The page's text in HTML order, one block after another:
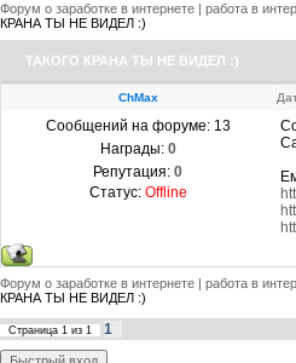
Форум о заработке в интернете | работа в
КРАНА ТЫ НЕ ВИДЕЛ :)
ТАКОГО КРАНА ТЫ НЕ ВИДЕЛ :)
ChMax
Сообщений на форуме: 13
Награды: 0
Репутация: 0
Статус: Offline
Форум о заработке в интернете | работа в
КРАНА ТЫ НЕ ВИДЕЛ :)
Страница 1 из 1 1